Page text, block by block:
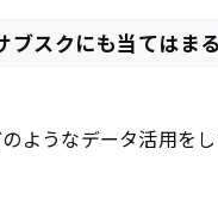
ブスクにも当てはまる
ようなデータ活用を